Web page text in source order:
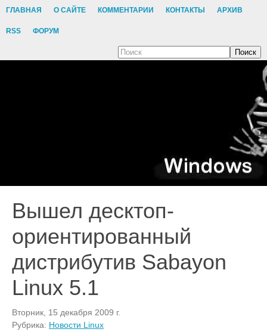
ГЛАВНАЯ О САЙТЕ КОММЕНТАРИИ КОНТАКТЫ АРХИВ
RSS ФОРУМ
Поиск
Вышел десктоп-
ориентированный
дистрибутив Sabayon
Linux 5.1
Вторник, 15 декабря 2009 г.
Рубрика: Новости Linux